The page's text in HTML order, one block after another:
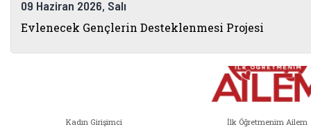
09 Haziran 2026, Salı
Evlenecek Gençlerin Desteklenmesi Projesi
Kadın Girişimci İlk Öğretmenim Ailem